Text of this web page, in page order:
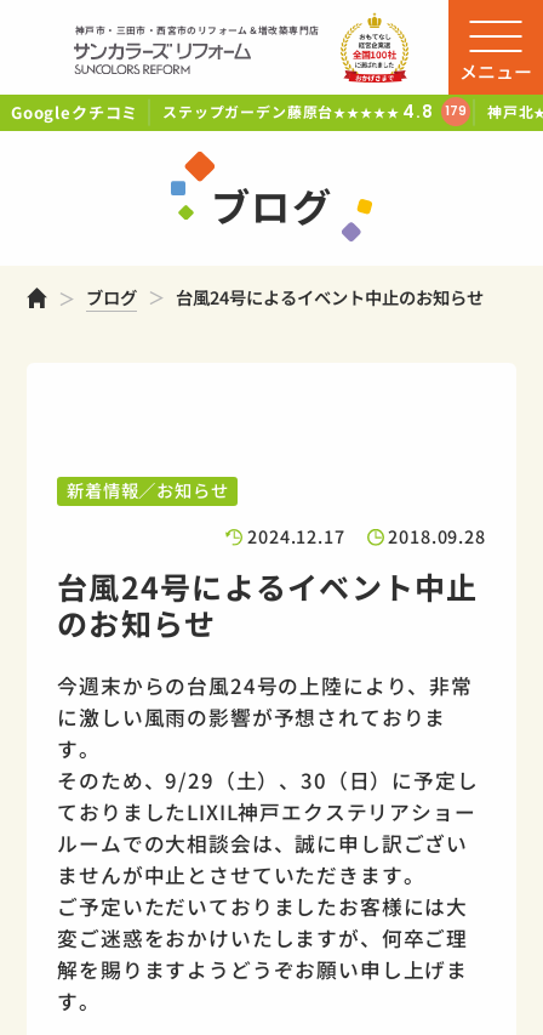
神戸市・三田市・西宮市のリフォーム＆増改築専門店
Googleクチコミ ステップガーデン藤原台★★★★★ 4.8 179 神戸北
メニュー
ブログ
ホームブログ 台風24号によるイベント中止のお知らせ
新着情報／お知らせ
2024.12.17
2018.09.28
台風24号によるイベント中止
のお知らせ
今週末からの台風24号の上陸により、非常
に激しい風雨の影響が予想されておりま
す。
そのため、9/29（土）、30（日）に予定し
ておりましたLIXIL神戸エクステリアショー
ルームでの大相談会は、誠に申し訳ござい
ませんが中止とさせていただきます。
ご予定いただいておりましたお客様には大
変ご迷惑をおかけいたしますが、何卒ご理
解を賜りますようどうぞお願い申し上げま
す。